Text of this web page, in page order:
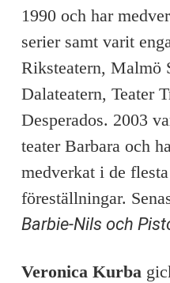
1990 och har
serier samt varit
Riksteatern, Malmö
Dalateatern, Teater
Desperados. 2003
teater Barbara och
medverkat i de
föreställningar.
Barbie-Nils och
Veronica Kurba